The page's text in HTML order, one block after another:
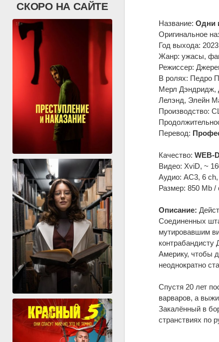
СКОРО НА САЙТЕ
Название: Одни
Оригинальное
Год выхода: 2023
Жанр: ужасы,
Режиссер:
В ролях: Педро
Мерл Дэндридж,
Лелэнд, Элейн
Производство:
Перевод:
Качество: WEB-
Видео: XviD, ~
Аудио: AC3, 6
Размер: 850 Mb /
Описание:
Соединенных
мутировавшим
контрабандисту
Америку, чтобы
неоднократно
Спустя 20 лет
варваров, а
Закалённый в
странствиях по